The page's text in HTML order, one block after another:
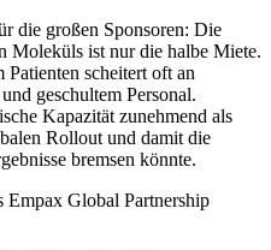
die großen Sponsoren: Die
Moleküls ist nur die halbe Miete.
scheitert oft an
geschultem Personal.
Kapazität zunehmend als
Rollout und damit die
bremsen könnte.
Empax Global Partnership